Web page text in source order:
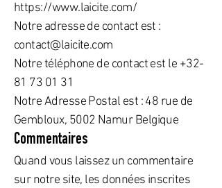
https://www.laicite.com/
Notre adresse de contact est :
contact@laicite.com
Notre téléphone de contact est le +32­
81 73 01 31
Notre Adresse Postal est : 48 rue de
Gembloux, 5002 Namur Belgique
Commentaires
Quand vous laissez un commentaire
sur notre site, les données inscrites